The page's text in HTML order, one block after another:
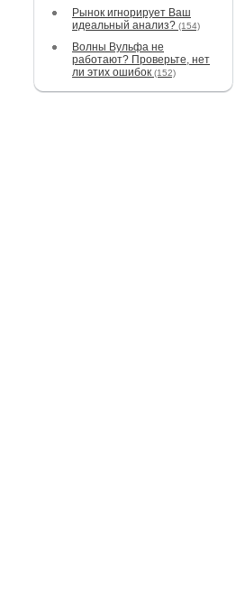
Рынок игнорирует Ваш
идеальный анализ? (154)
Волны Вульфа не
работают? Проверьте, нет
ли этих ошибок (152)